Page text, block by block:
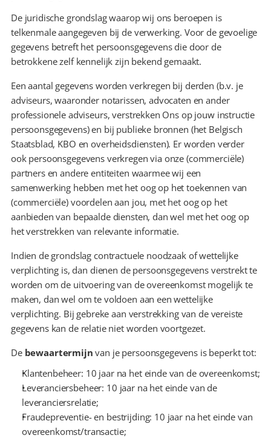
De juridische grondslag waarop wij ons beroepen is
telkenmale aangegeven bij de verwerking. Voor de gevoelige
gegevens betreft het persoonsgegevens die door de
betrokkene zelf kennelijk zijn bekend gemaakt.
Een aantal gegevens worden verkregen bij derden (b.v. je
adviseurs, waaronder notarissen, advocaten en ander
professionele adviseurs, verstrekken Ons op jouw instructie
persoonsgegevens) en bij publieke bronnen (het Belgisch
Staatsblad, KBO en overheidsdiensten). Er worden verder
ook persoonsgegevens verkregen via onze (commerciële)
partners en andere entiteiten waarmee wij een
samenwerking hebben met het oog op het toekennen van
(commerciële) voordelen aan jou, met het oog op het
aanbieden van bepaalde diensten, dan wel met het oog op
het verstrekken van relevante informatie.
Indien de grondslag contractuele noodzaak of wettelijke
verplichting is, dan dienen de persoonsgegevens verstrekt te
worden om de uitvoering van de overeenkomst mogelijk te
maken, dan wel om te voldoen aan een wettelijke
verplichting. Bij gebreke aan verstrekking van de vereiste
gegevens kan de relatie niet worden voortgezet.
De bewaartermijn van je persoonsgegevens is beperkt tot:
Klantenbeheer: 10 jaar na het einde van de overeenkomst;
Leveranciersbeheer: 10 jaar na het einde van de
leveranciersrelatie;
Fraudepreventie- en bestrijding: 10 jaar na het einde van
overeenkomst/transactie;